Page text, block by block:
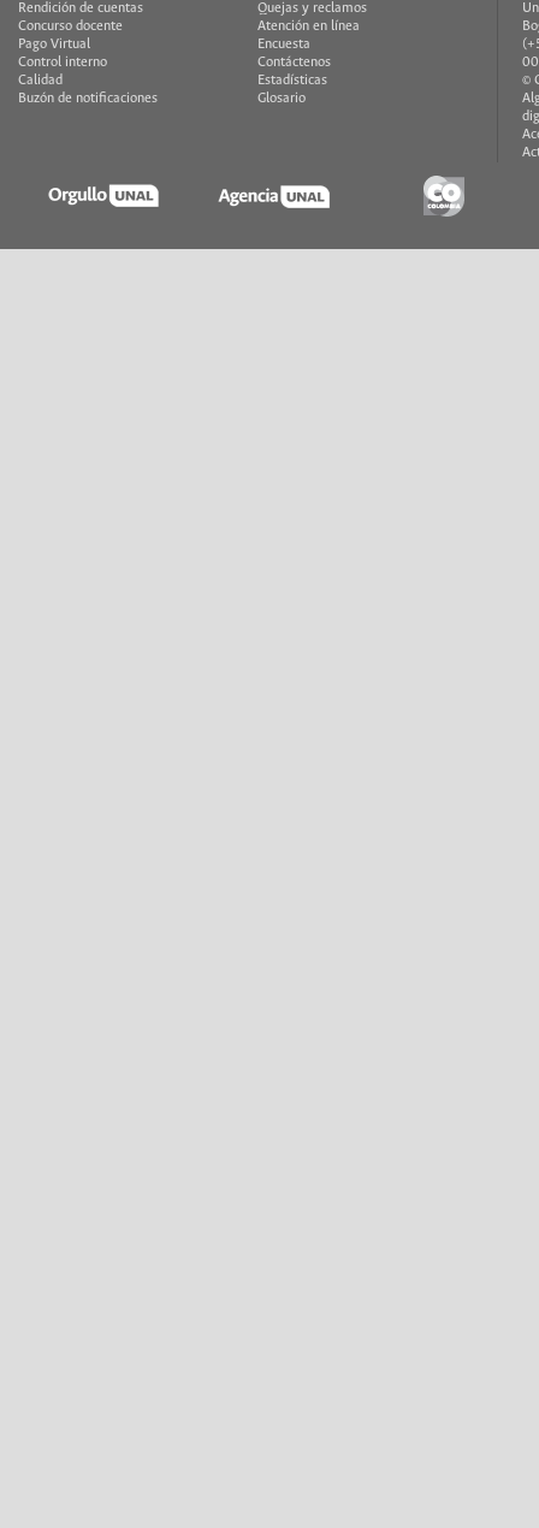
Rendición de cuentas
Concurso docente
Pago Virtual
Control interno
Calidad
Buzón de notificaciones
Quejas y reclamos
Atención en línea
Encuesta
Contáctenos
Estadísticas
Glosario
©